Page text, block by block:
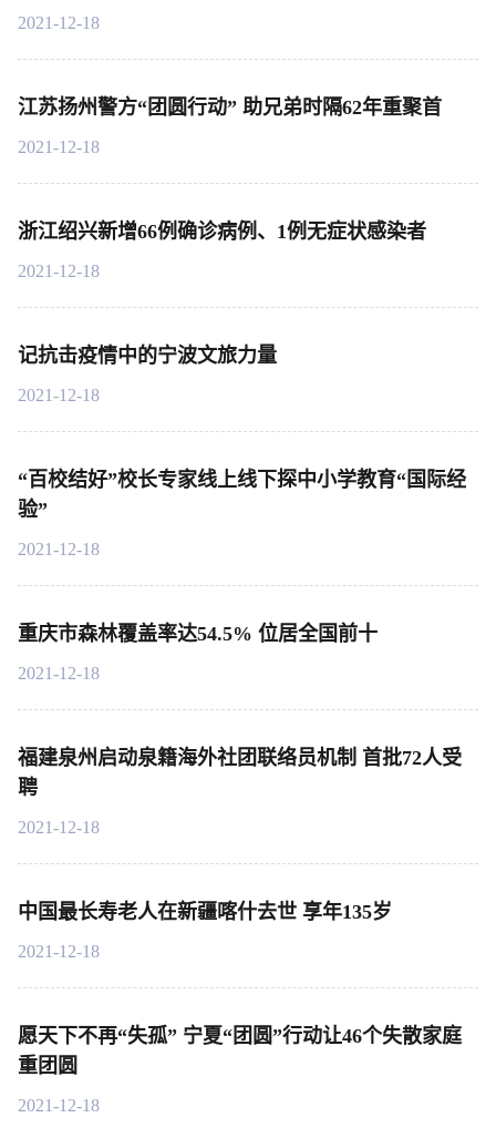
2021-12-18
江苏扬州警方“团圆行动” 助兄弟时隔62年重聚首
2021-12-18
浙江绍兴新增66例确诊病例、1例无症状感染者
2021-12-18
记抗击疫情中的宁波文旅力量
2021-12-18
“百校结好”校长专家线上线下探中小学教育“国际经
验”
2021-12-18
重庆市森林覆盖率达54.5% 位居全国前十
2021-12-18
福建泉州启动泉籍海外社团联络员机制 首批72人受
聘
2021-12-18
中国最长寿老人在新疆喀什去世 享年135岁
2021-12-18
愿天下不再“失孤” 宁夏“团圆”行动让46个失散家庭
重团圆
2021-12-18